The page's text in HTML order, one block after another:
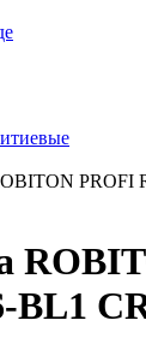
PROFI
BL1